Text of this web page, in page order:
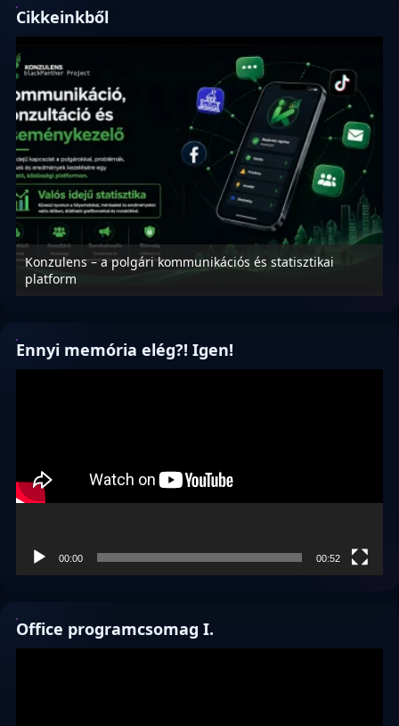
Cikkeinkből
Konzulens – a polgári kommunikációs és statisztikai
platform
Ennyi memória elég?! Igen!
00:00 00:52
Office programcsomag I.